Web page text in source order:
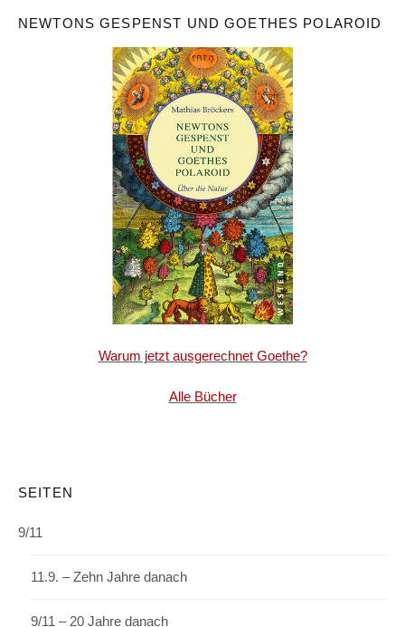
NEWTONS GESPENST UND GOETHES POLAROID
Warum jetzt ausgerechnet Goethe?
Alle Bücher
SEITEN
9/11
11.9. – Zehn Jahre danach
9/11 – 20 Jahre danach